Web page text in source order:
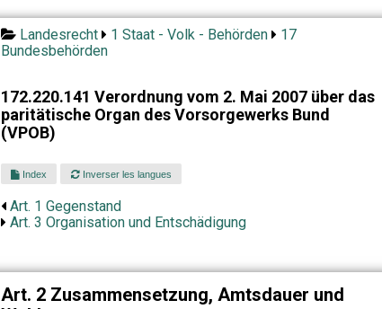
Landesrecht 1 Staat - Volk - Behörden
17
Bundesbehörden
172.220.141 Verordnung vom 2. Mai 2007 über das
paritätische Organ des Vorsorgewerks Bund
(VPOB)
Index Inverser les langues
Art. 1 Gegenstand
Art. 3 Organisation und Entschädigung
Art. 2 Zusammensetzung, Amtsdauer und